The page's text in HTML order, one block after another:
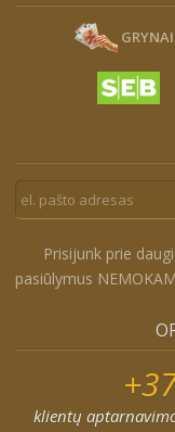
Prisijunk prie
pasiūlymus
klientų